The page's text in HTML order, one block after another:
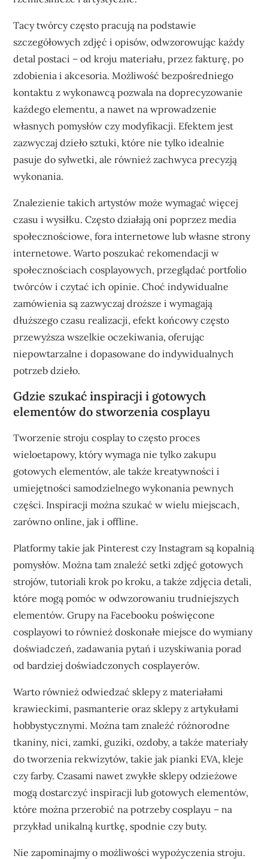
Tacy twórcy często pracują na podstawie
szczegółowych zdjęć i opisów, odwzorowując każdy
detal postaci – od kroju materiału, przez fakturę, po
zdobienia i akcesoria. Możliwość bezpośredniego
kontaktu z wykonawcą pozwala na doprecyzowanie
każdego elementu, a nawet na wprowadzenie
własnych pomysłów czy modyfikacji. Efektem jest
zazwyczaj dzieło sztuki, które nie tylko idealnie
pasuje do sylwetki, ale również zachwyca precyzją
wykonania.
Znalezienie takich artystów może wymagać więcej
czasu i wysiłku. Często działają oni poprzez media
społecznościowe, fora internetowe lub własne strony
internetowe. Warto poszukać rekomendacji w
społecznościach cosplayowych, przeglądać portfolio
twórców i czytać ich opinie. Choć indywidualne
zamówienia są zazwyczaj droższe i wymagają
dłuższego czasu realizacji, efekt końcowy często
przewyższa wszelkie oczekiwania, oferując
niepowtarzalne i dopasowane do indywidualnych
potrzeb dzieło.
Gdzie szukać inspiracji i gotowych
elementów do stworzenia cosplayu
Tworzenie stroju cosplay to często proces
wieloetapowy, który wymaga nie tylko zakupu
gotowych elementów, ale także kreatywności i
umiejętności samodzielnego wykonania pewnych
części. Inspiracji można szukać w wielu miejscach,
zarówno online, jak i offline.
Platformy takie jak Pinterest czy Instagram są kopalnią
pomysłów. Można tam znaleźć setki zdjęć gotowych
strojów, tutoriali krok po kroku, a także zdjęcia detali,
które mogą pomóc w odwzorowaniu trudniejszych
elementów. Grupy na Facebooku poświęcone
cosplayowi to również doskonałe miejsce do wymiany
doświadczeń, zadawania pytań i uzyskiwania porad
od bardziej doświadczonych cosplayerów.
Warto również odwiedzać sklepy z materiałami
krawieckimi, pasmanterie oraz sklepy z artykułami
hobbystycznymi. Można tam znaleźć różnorodne
tkaniny, nici, zamki, guziki, ozdoby, a także materiały
do tworzenia rekwizytów, takie jak pianki EVA, kleje
czy farby. Czasami nawet zwykłe sklepy odzieżowe
mogą dostarczyć inspiracji lub gotowych elementów,
które można przerobić na potrzeby cosplayu – na
przykład unikalną kurtkę, spodnie czy buty.
Nie zapominajmy o możliwości wypożyczenia stroju.